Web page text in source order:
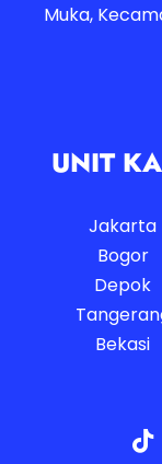
Muka,
UNIT
Jakarta
Bogor
Depok
Bekasi